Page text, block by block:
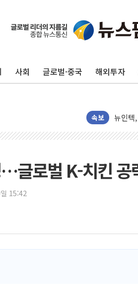
사회 글로벌·중국 해외투자
속보
[단독]
유인우
듀오백
BGF
포스
진원
서울
효성
딥시크
CJ프
글로벌 K-치킨 공
15:42